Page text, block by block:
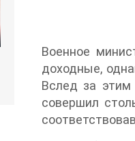
Военное
доходные,
Вслед за этим
совершил